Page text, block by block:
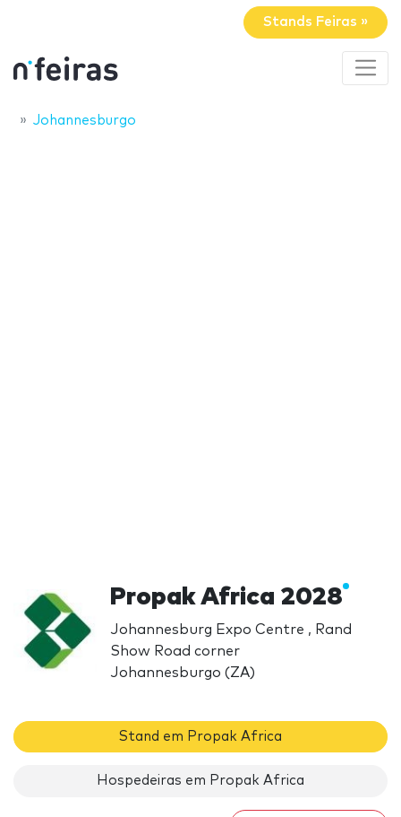
Stands Feiras »
Johannesburgo
Propak Africa 2028
Johannesburg Expo Centre , Rand
Show Road corner
Johannesburgo (ZA)
Stand em Propak Africa
Hospedeiras em Propak Africa